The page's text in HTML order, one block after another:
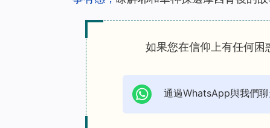
如果您在信仰上有任何困
通過WhatsApp與我們